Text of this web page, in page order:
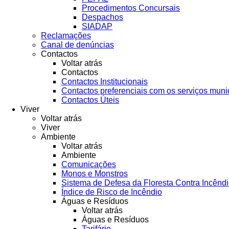
Procedimentos Concursais
Despachos
SIADAP
Reclamações
Canal de denúncias
Contactos
Voltar atrás
Contactos
Contactos Institucionais
Contactos preferenciais com os serviços
Contactos Úteis
Viver
Voltar atrás
Viver
Ambiente
Voltar atrás
Ambiente
Comunicações
Monos e Monstros
Sistema de Defesa da Floresta Contra
Índice de Risco de Incêndio
Águas e Resíduos
Voltar atrás
Águas e Resíduos